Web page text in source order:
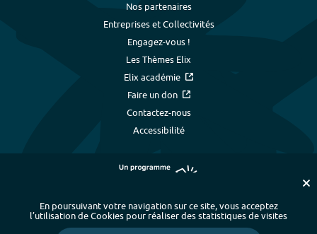
Nos partenaires
Entreprises et Collectivités
Engagez-vous !
Les Thèmes Elix
Elix académie
Faire un don
Contactez-nous
Accessibilité
Plan du site - Index alphabétique -
En poursuivant votre navigation sur ce site, vous acceptez
l’utilisation de Cookies pour réaliser des statistiques de visites